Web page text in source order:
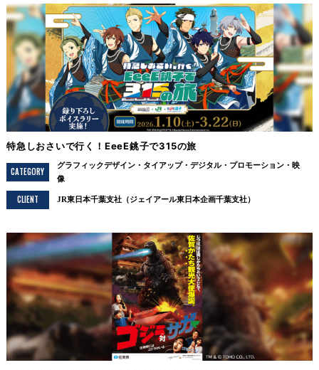
特急しおさいで行く！EeeE銚子で315の旅
CATEGORY
グラフィックデザイン タイアップ デジタル プロモーション
映
像
CLIENT JR東日本千葉支社（ジェイアール東日本企画千葉支社）